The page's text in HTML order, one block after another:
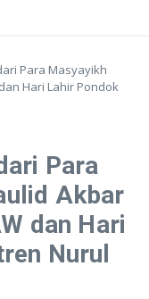
Para Masyayikh
Hari Lahir Pondok
Para
Akbar
dan Hari
Nurul